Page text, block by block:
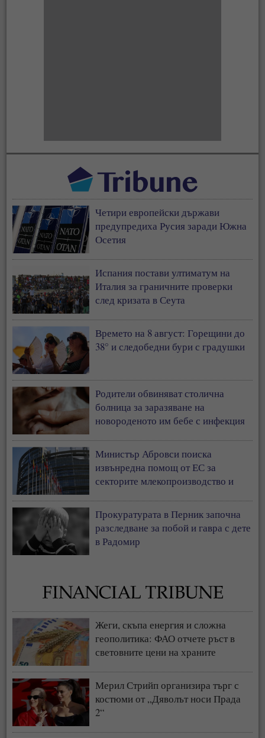
Четири европейски държави
предупредиха Русия заради Южна
Осетия
Испания постави ултиматум на
Италия за граничните проверки
след кризата в Сеута
Времето на 8 август: Горещини до
38° и следобедни бури с градушки
Родители обвиняват столична
болница за заразяване на
новороденото им бебе с инфекция
Министър Абровси поиска
извънредна помощ от ЕС за
секторите млекопроизводство и
Прокуратурата в Перник започна
разследване за побой и гавра с дете
в Радомир
Жеги, скъпа енергия и сложна
геополитика: ФАО отчете ръст в
световните цени на храните
Мерил Стрийп организира търг с
костюми от „Дяволът носи Прада
2“